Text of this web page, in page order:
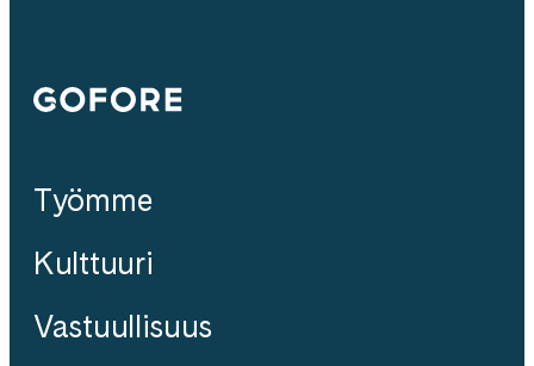
Gofore
Työmme
Kulttuuri
Vastuullisuus